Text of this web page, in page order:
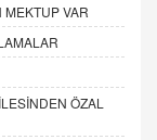
VAR
ÖZAL